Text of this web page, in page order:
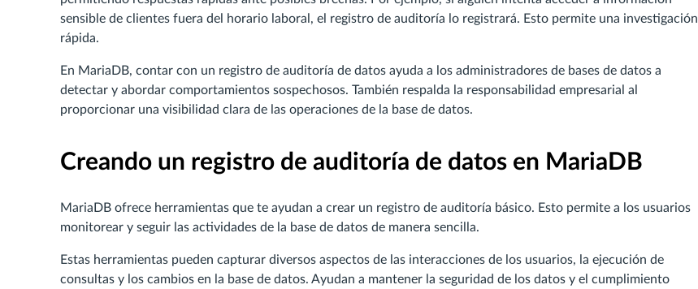
sensible de clientes fuera del horario laboral, el registro de auditoría lo registrará. Esto permite una investigación
rápida.
En MariaDB, contar con un registro de auditoría de datos ayuda a los administradores de bases de datos a
detectar y abordar comportamientos sospechosos. También respalda la responsabilidad empresarial al
proporcionar una visibilidad clara de las operaciones de la base de datos.
Creando un registro de auditoría de datos en MariaDB
MariaDB ofrece herramientas que te ayudan a crear un registro de auditoría básico. Esto permite a los usuarios
monitorear y seguir las actividades de la base de datos de manera sencilla.
Estas herramientas pueden capturar diversos aspectos de las interacciones de los usuarios, la ejecución de
consultas y los cambios en la base de datos. Ayudan a mantener la seguridad de los datos y el cumplimiento